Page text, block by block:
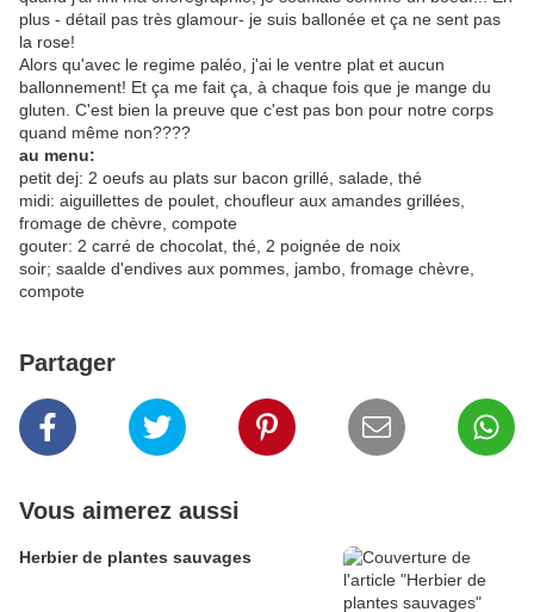
plus - détail pas très glamour- je suis ballonée et ça ne sent pas
la rose!
Alors qu'avec le regime paléo, j'ai le ventre plat et aucun
ballonnement! Et ça me fait ça, à chaque fois que je mange du
gluten. C'est bien la preuve que c'est pas bon pour notre corps
quand même non????
au menu:
petit dej: 2 oeufs au plats sur bacon grillé, salade, thé
midi: aiguillettes de poulet, choufleur aux amandes grillées,
fromage de chèvre, compote
gouter: 2 carré de chocolat, thé, 2 poignée de noix
soir; saalde d'endives aux pommes, jambo, fromage chèvre,
compote
Partager
Vous aimerez aussi
Herbier de plantes sauvages